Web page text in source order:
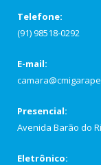
Telefone:
(91) 98518-0292
E-mail:
Presencial:
Avenida Barão do
Eletrônico: